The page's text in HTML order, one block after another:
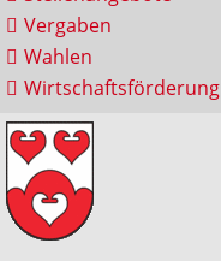
Vergaben
Wahlen
Wirtschaftsförderung